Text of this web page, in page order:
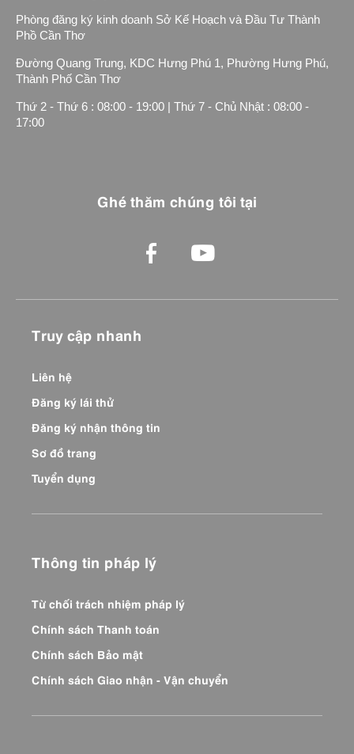
Phòng đăng ký kinh doanh Sở Kế Hoạch và Đầu Tư Thành
Phồ Cần Thơ
Đường Quang Trung, KDC Hưng Phú 1, Phường Hưng Phú,
Thành Phố Cần Thơ
Thứ 2 - Thứ 6 : 08:00 - 19:00 | Thứ 7 - Chủ Nhật : 08:00 -
17:00
Ghé thăm chúng tôi tại
Truy cập nhanh
Liên hệ
Đăng ký lái thử
Đăng ký nhận thông tin
Sơ đồ trang
Tuyển dụng
Thông tin pháp lý
Từ chối trách nhiệm pháp lý
Chính sách Thanh toán
Chính sách Bảo mật
Chính sách Giao nhận - Vận chuyển